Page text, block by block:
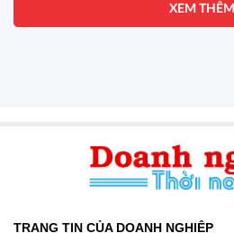
XEM THÊM
TRANG TIN CỦA DOANH NGHIỆP